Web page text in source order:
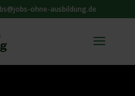
ohne-ausbildung.de